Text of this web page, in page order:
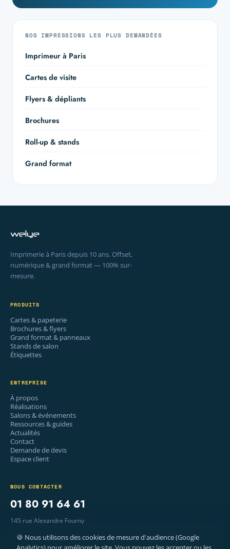
NOS IMPRESSIONS LES PLUS DEMANDÉES
Imprimeur à Paris
Cartes de visite
Flyers & dépliants
Brochures
Roll-up & stands
Grand format
Imprimerie à Paris depuis 10 ans. Offset,
numérique & grand format — 100% sur-
mesure.
PRODUITS
Cartes & papeterie
Brochures & flyers
Grand format & panneaux
Stands de salon
Étiquettes
ENTREPRISE
À propos
Réalisations
Salons & événements
Ressources & guides
Actualités
Contact
Demande de devis
Espace client
NOUS CONTACTER
01 80 91 64 61
145 rue Alexandre Fourny
Lun–Ven · 9 h – 18 h
🍪 Nous utilisons des cookies de mesure d'audience (Google